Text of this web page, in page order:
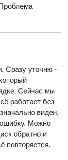
Сразу уточню -
Сейчас мы
работает без
виден,
ошибку. Можно
обратно и
повторяется.